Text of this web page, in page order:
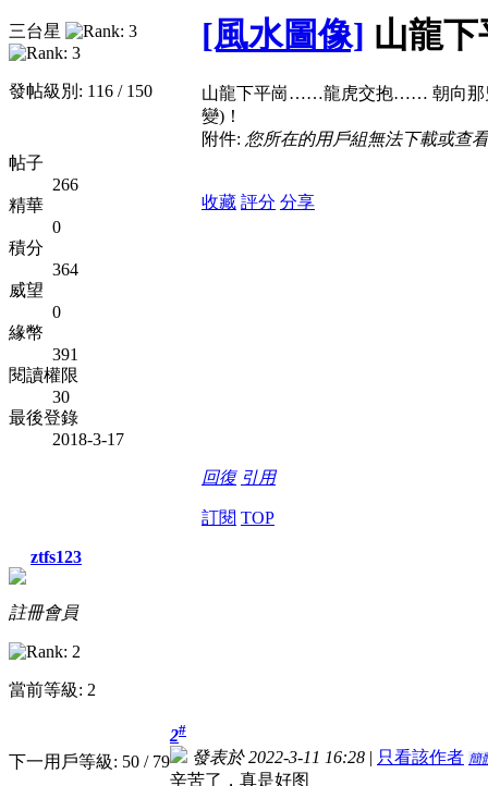
三台星
發帖級別: 116 / 150
帖子
266
精華
0
積分
364
威望
0
緣幣
391
閱讀權限
30
最後登錄
2018-3-17
[風水圖像] 山龍
山龍下平崗……龍虎交抱…… 朝向那
變)！
附件: 您所在的用戶組無法下載或查
收藏 評分 分享
回復 引用
訂閱 TOP
ztfs123
註冊會員
當前等級: 2
下一用戶等級: 50 / 79
2#
發表於 2022-3-11 16:28 | 只看該作者 簡
辛苦了，真是好图